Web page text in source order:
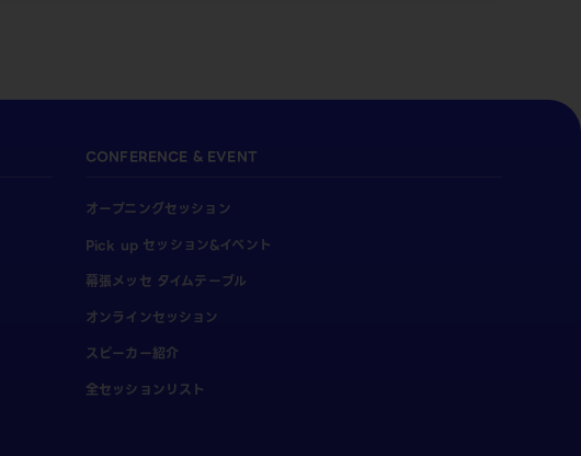
CONFERENCE & EVENT
オープニングセッション
Pick up セッション&イベント
幕張メッセ タイムテーブル
オンラインセッション
スピーカー紹介
全セッションリスト